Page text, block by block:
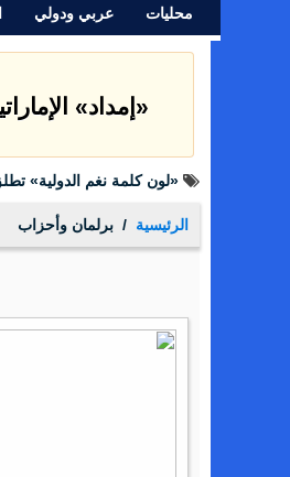
محليات عربي ودولي
«لون كلمة نغم الدولية»
الرئيسية برلمان وأحزاب